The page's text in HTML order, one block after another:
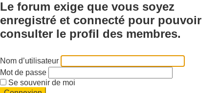
Le forum exige que vous soyez
enregistré et connecté pour pouvoir
consulter le profil des membres.
Nom d’utilisateur
Mot de passe
Se souvenir de moi